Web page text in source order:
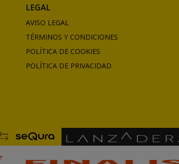
LEGAL
AVISO LEGAL
TÉRMINOS Y CONDICIONES
POLÍTICA DE COOKIES
POLÍTICA DE PRIVACIDAD